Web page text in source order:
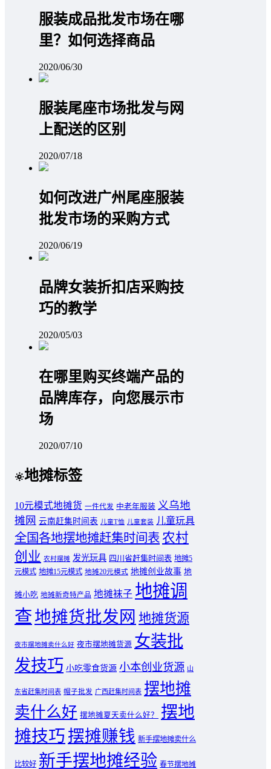
服装成品批发市场在哪
里？如何选择商品
2020/06/30
服装尾座市场批发与网
上配送的区别
2020/07/18
如何改进广州尾座服装
批发市场的采购方式
2020/06/19
品牌女装折扣店采购技
巧的教学
2020/05/03
在哪里购买终端产品的
品牌库存，向您展示市
场
2020/07/10
地摊标签
10元模式地摊货 一件代发 中老年服装 义乌地
摊网 云南赶集时间表 儿童T恤 儿童套装 儿童玩具
全国各地摆地摊赶集时间表 农村
创业 农村摆摊 发光玩具 四川省赶集时间表 地摊5
元模式 地摊15元模式 地摊20元模式 地摊创业故事 地
摊小吃 地摊新奇特产品 地摊袜子 地摊调
查地摊货批发网 地摊货源
夜市摆地摊卖什么好 夜市摆地摊货源 女装批
发技巧 小吃零食货源 小本创业货源 山
东省赶集时间表 帽子批发 广西赶集时间表 摆地摊
卖什么好 摆地摊夏天卖什么好？
摆地
摊技巧摆摊赚钱 新手摆地摊卖什么
比较好 新手摆地摊经验 春节摆地摊